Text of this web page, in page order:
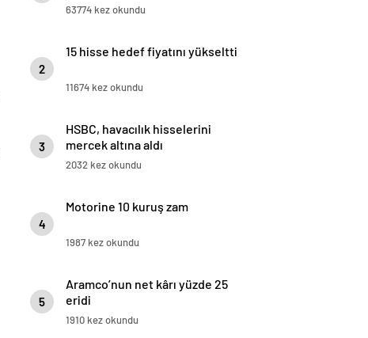
63774 kez okundu
2
15 hisse hedef fiyatını yükseltti
11674 kez okundu
3
HSBC, havacılık hisselerini
mercek altına aldı
2032 kez okundu
4
Motorine 10 kuruş zam
1987 kez okundu
5
Aramco’nun net kârı yüzde 25
eridi
1910 kez okundu